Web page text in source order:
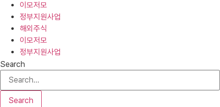
이모저모
정부지원사업
해외주식
이모저모
정부지원사업
Search
Search